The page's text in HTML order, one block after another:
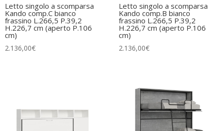
Letto singolo a scomparsa
Kando comp.C bianco
frassino L.266,5 P.39,2
H.226,7 cm (aperto P.106
cm)
2.136,00€
Letto singolo a scomparsa
Kando comp.B bianco
frassino L.266,5 P.39,2
H.226,7 cm (aperto P.106
cm)
2.136,00€